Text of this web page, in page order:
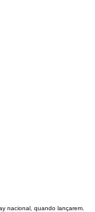
nacional, quando lançarem.